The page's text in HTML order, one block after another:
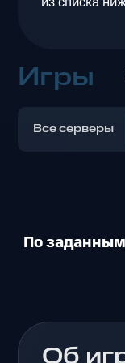
Игры
Все серверы
По